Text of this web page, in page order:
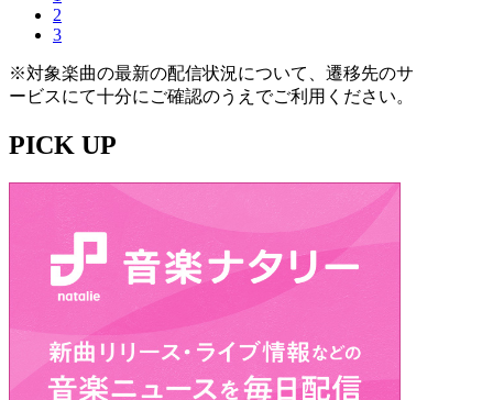
2
3
※対象楽曲の最新の配信状況について、遷移先のサ
ービスにて十分にご確認のうえでご利用ください。
PICK UP